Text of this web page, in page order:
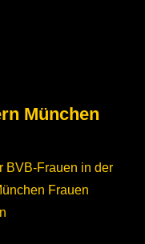
München
BVB-Frauen in der
Frauen